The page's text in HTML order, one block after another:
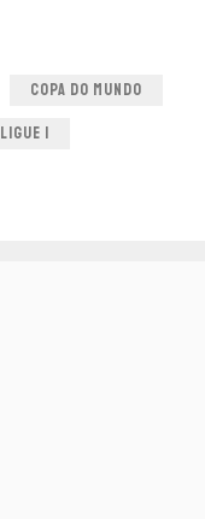
COPA DO MUNDO
LIGUE 1